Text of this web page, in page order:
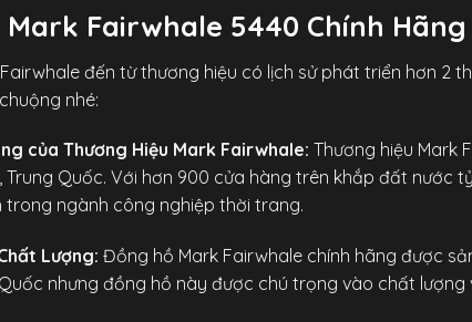
Fairwhale 5440 Chính
đến từ thương hiệu có lịch sử phát triển hơn 2
nhé:
của Thương Hiệu Mark Fairwhale: Thương hiệu Mark
Trung Quốc. Với hơn 900 cửa hàng trên khắp đất nước
trong ngành công nghiệp thời trang.
Lượng: Đồng hồ Mark Fairwhale chính hãng được
nhưng đồng hồ này được chú trọng vào chất